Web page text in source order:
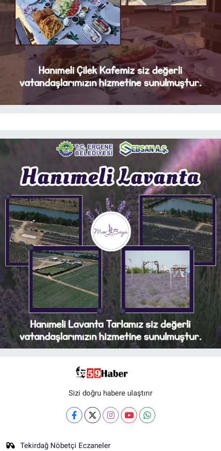
Sizi doğru habere ulaştırır
Tekirdağ Nöbetçi Eczaneler